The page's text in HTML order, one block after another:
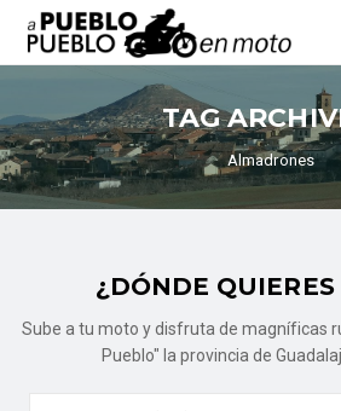
TAG
Almadrones
¿DÓNDE QUIERES
Sube a tu moto y disfruta de magníficas
Pueblo" la provincia de